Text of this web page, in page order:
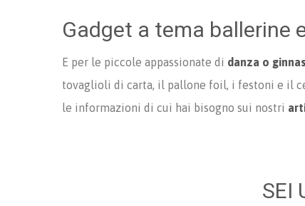
Gadget a tema ballerine
E per le piccole appassionate di danza o
tovaglioli di carta, il pallone foil, i festoni e il
le informazioni di cui hai bisogno sui nostri
SEI